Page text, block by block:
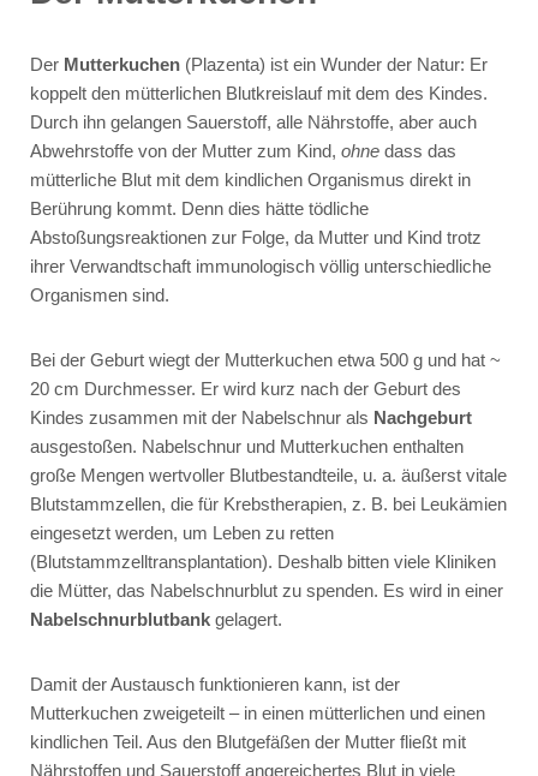
Der Mutterkuchen (Plazenta) ist ein Wunder der Natur: Er
koppelt den mütterlichen Blutkreislauf mit dem des Kindes.
Durch ihn gelangen Sauerstoff, alle Nährstoffe, aber auch
Abwehrstoffe von der Mutter zum Kind, ohne dass das
mütterliche Blut mit dem kindlichen Organismus direkt in
Berührung kommt. Denn dies hätte tödliche
Abstoßungsreaktionen zur Folge, da Mutter und Kind trotz
ihrer Verwandtschaft immunologisch völlig unterschiedliche
Organismen sind.
Bei der Geburt wiegt der Mutterkuchen etwa 500 g und hat ~
20 cm Durchmesser. Er wird kurz nach der Geburt des
Kindes zusammen mit der Nabelschnur als Nachgeburt
ausgestoßen. Nabelschnur und Mutterkuchen enthalten
große Mengen wertvoller Blutbestandteile, u. a. äußerst vitale
Blutstammzellen, die für Krebstherapien, z. B. bei Leukämien
eingesetzt werden, um Leben zu retten
(Blutstammzelltransplantation). Deshalb bitten viele Kliniken
die Mütter, das Nabelschnurblut zu spenden. Es wird in einer
Nabelschnurblutbank gelagert.
Damit der Austausch funktionieren kann, ist der
Mutterkuchen zweigeteilt – in einen mütterlichen und einen
kindlichen Teil. Aus den Blutgefäßen der Mutter fließt mit
Nährstoffen und Sauerstoff angereichertes Blut in viele